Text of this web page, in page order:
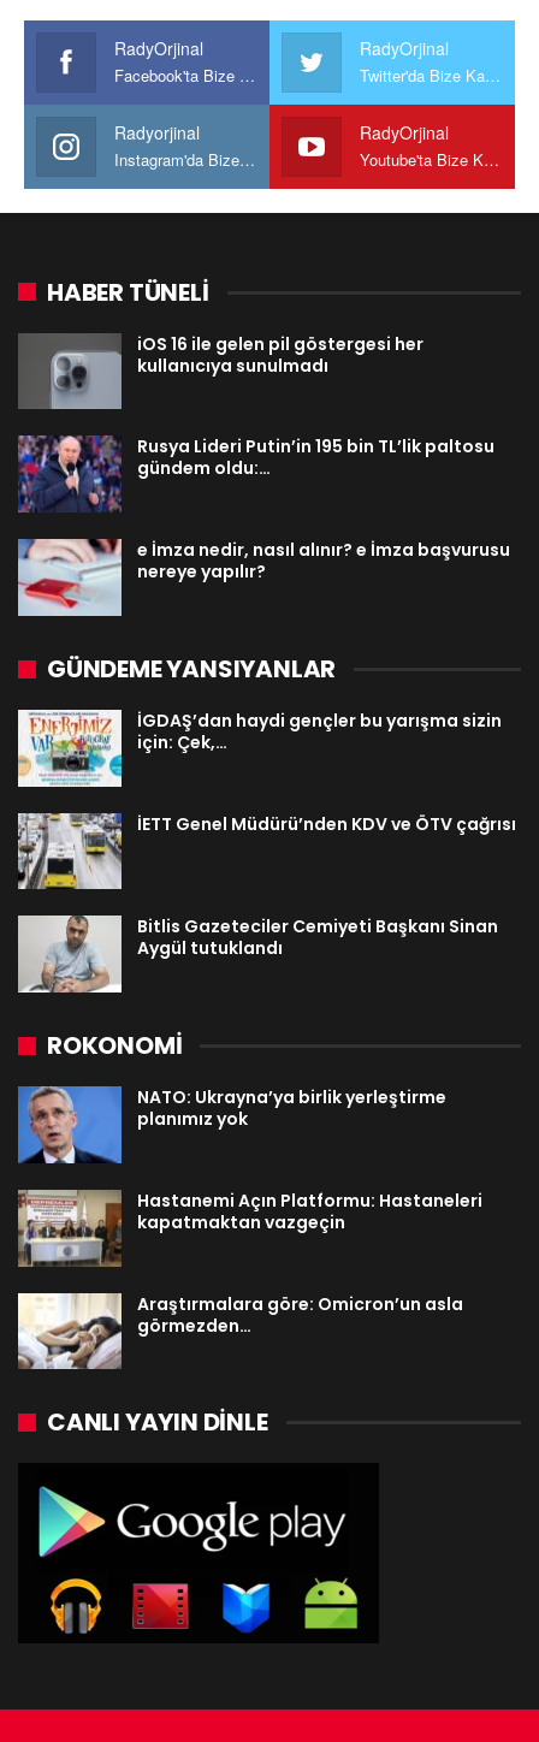
RadyOrjinal
Facebook'ta Bize Katılın
RadyOrjinal
Twitter'da Bize Katılın
Radyorjinal
Instagram'da Bize katılın
RadyOrjinal
Youtube'ta Bize Katılın
HABER TÜNELİ
iOS 16 ile gelen pil göstergesi her
kullanıcıya sunulmadı
Rusya Lideri Putin’in 195 bin TL’lik paltosu
gündem oldu:…
e İmza nedir, nasıl alınır? e İmza başvurusu
nereye yapılır?
GÜNDEME YANSIYANLAR
İGDAŞ’dan haydi gençler bu yarışma sizin
için: Çek,…
İETT Genel Müdürü’nden KDV ve ÖTV çağrısı
Bitlis Gazeteciler Cemiyeti Başkanı Sinan
Aygül tutuklandı
ROKONOMİ
NATO: Ukrayna’ya birlik yerleştirme
planımız yok
Hastanemi Açın Platformu: Hastaneleri
kapatmaktan vazgeçin
Araştırmalara göre: Omicron’un asla
görmezden…
CANLI YAYIN DINLE